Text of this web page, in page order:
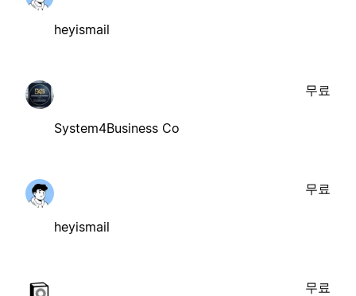
heyismail
System4Business Co
무료
heyismail
무료
무료